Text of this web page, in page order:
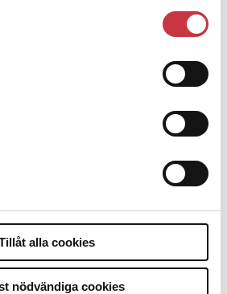
alla cookies
nödvändiga cookies
Det är inte evidenskrav som
Med för höga krav på evidens
inte göra något alls